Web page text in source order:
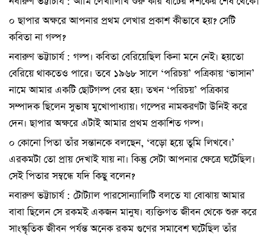
০ ছাপার অক্ষরে আপনার প্রথম লেখার প্রকাশ কীভাবে হয়? সেটি
কবিতা না গল্প?
নবারুণ ভট্টাচার্য : গল্প। কবিতা বেরিয়েছিল কিনা মনে নেই। হয়তো
বেরিয়ে থাকতেও পারে। তবে ১৯৬৮ সালে ‘পরিচয়’ পত্রিকায় ‘ভাসান’
নামে আমার একটি ছোটগল্প বের হয়। তখন ‘পরিচয়’ পত্রিকার
সম্পাদক ছিলেন সুভাষ মুখোপাধ্যায়। গল্পের নামকরণটা উনিই করে
দেন। ছাপার অক্ষরে এটাই আমার প্রথম প্রকাশিত গল্প।
০ কোনো পিতা তাঁর সন্তানকে বলছেন, ‘বড়ো হয়ে তুমি লিখবে।’
এরকমটা তো প্রায় দেখাই যায় না। কিন্তু সেটা আপনার ক্ষেত্রে ঘটেছিল।
সেই পিতার সম্বন্ধে যদি কিছু বলেন?
নবারুণ ভট্টাচার্য : টোট্যাল পারসোন্যালিটি বলতে যা বোঝায় আমার
বাবা ছিলেন সে রকমই একজন মানুষ। ব্যক্তিগত জীবন থেকে শুরু করে
সাংস্কৃতিক জীবন পর্যন্ত অনেক রকম গুণের সমাবেশ ঘটেছিল তাঁর